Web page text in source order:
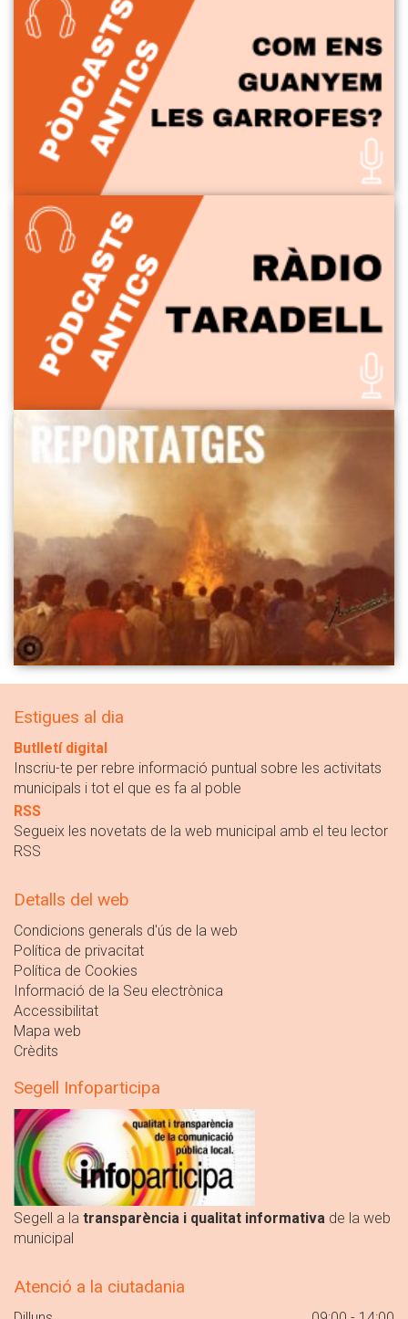
Estigues al dia
Butlletí digital
Inscriu-te per rebre informació puntual sobre les activitats
municipals i tot el que es fa al poble
RSS
Segueix les novetats de la web municipal amb el teu lector
RSS
Detalls del web
Condicions generals d'ús de la web
Política de privacitat
Política de Cookies
Informació de la Seu electrònica
Accessibilitat
Mapa web
Crèdits
Segell Infoparticipa
Segell a la transparència i qualitat informativa de la web
municipal
Atenció a la ciutadania